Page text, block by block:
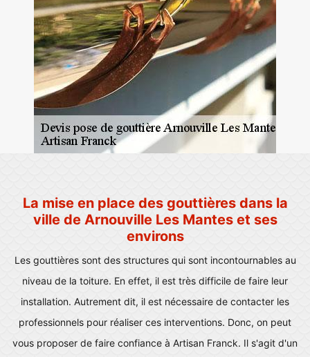
La mise en place des gouttières dans la
ville de Arnouville Les Mantes et ses
environs
Les gouttières sont des structures qui sont incontournables au
niveau de la toiture. En effet, il est très difficile de faire leur
installation. Autrement dit, il est nécessaire de contacter les
professionnels pour réaliser ces interventions. Donc, on peut
vous proposer de faire confiance à Artisan Franck. Il s'agit d'un